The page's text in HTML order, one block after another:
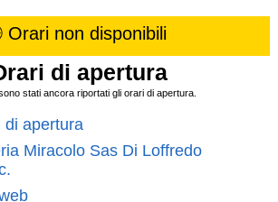
Orari non disponibili
di apertura
stati ancora riportati gli orari di apertura.
di apertura
Miracolo Sas Di Loffredo